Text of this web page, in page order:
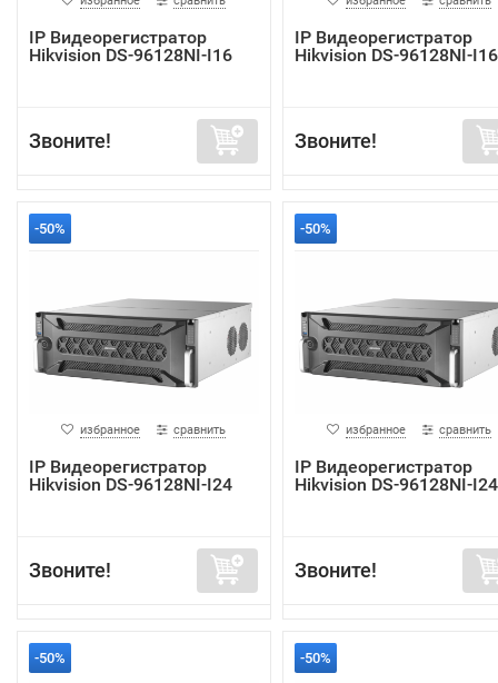
IP Видеорегистратор
Hikvision DS-96128NI-I16
Звоните!
IP Видеорегистратор
Hikvision DS-96128NI-
Звоните!
-50%
избранное сравнить
IP Видеорегистратор
Hikvision DS-96128NI-I24
Звоните!
-50%
избранное сравнить
IP Видеорегистратор
Hikvision DS-96128NI-
Звоните!
-50% -50%